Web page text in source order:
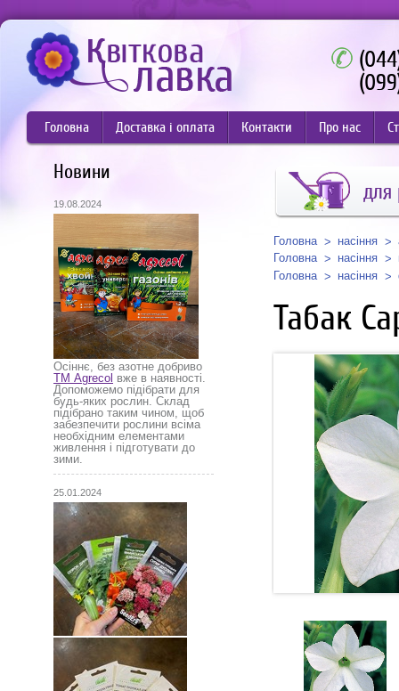
Головна Доставка і оплата Контакти Про нас
Новини
19.08.2024
Осіннє, без азотне добриво
ТМ Agrecol вже в наявності.
Допоможемо підібрати для
будь-яких рослин. Склад
підібрано таким чином, щоб
забезпечити рослини всіма
необхідним елементами
живлення і підготувати до
зими.
25.01.2024
для
Головна насіння
Головна
насіння
Головна
насіння
Табак